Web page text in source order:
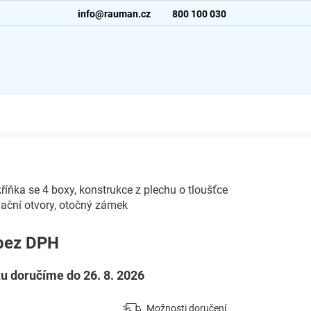
800 100 030
info@rauman.cz
DPH
doručíme do 26. 8. 2026
Možnosti doručení
se 4 boxy, konstrukce z plechu o tloušťce
otvory, otočný zámek